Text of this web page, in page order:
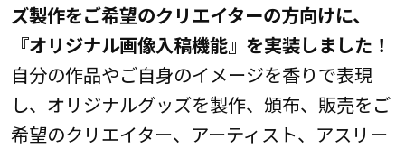
ズ製作をご希望のクリエイターの方向けに、
『オリジナル画像入稿機能』を実装しました！
自分の作品やご自身のイメージを香りで表現
し、オリジナルグッズを製作、頒布、販売をご
希望のクリエイター、アーティスト、アスリー